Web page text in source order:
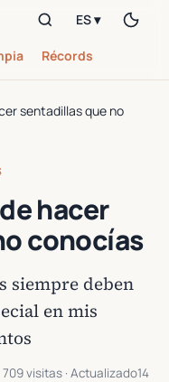
Récords
ES ▾
sentadillas que no
hacer
conocías
siempre deben
en mis
709 visitas · Actualizado14